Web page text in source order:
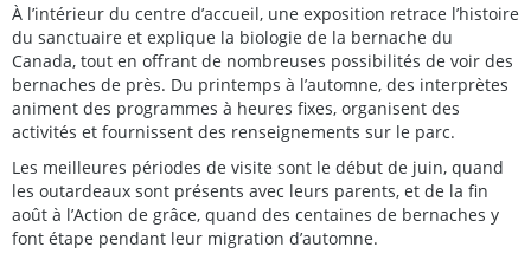
À l’intérieur du centre d’accueil, une exposition retrace l’histoire
du sanctuaire et explique la biologie de la bernache du
Canada, tout en offrant de nombreuses possibilités de voir des
bernaches de près. Du printemps à l’automne, des interprètes
animent des programmes à heures fixes, organisent des
activités et fournissent des renseignements sur le parc.
Les meilleures périodes de visite sont le début de juin, quand
les outardeaux sont présents avec leurs parents, et de la fin
août à l’Action de grâce, quand des centaines de bernaches y
font étape pendant leur migration d’automne.